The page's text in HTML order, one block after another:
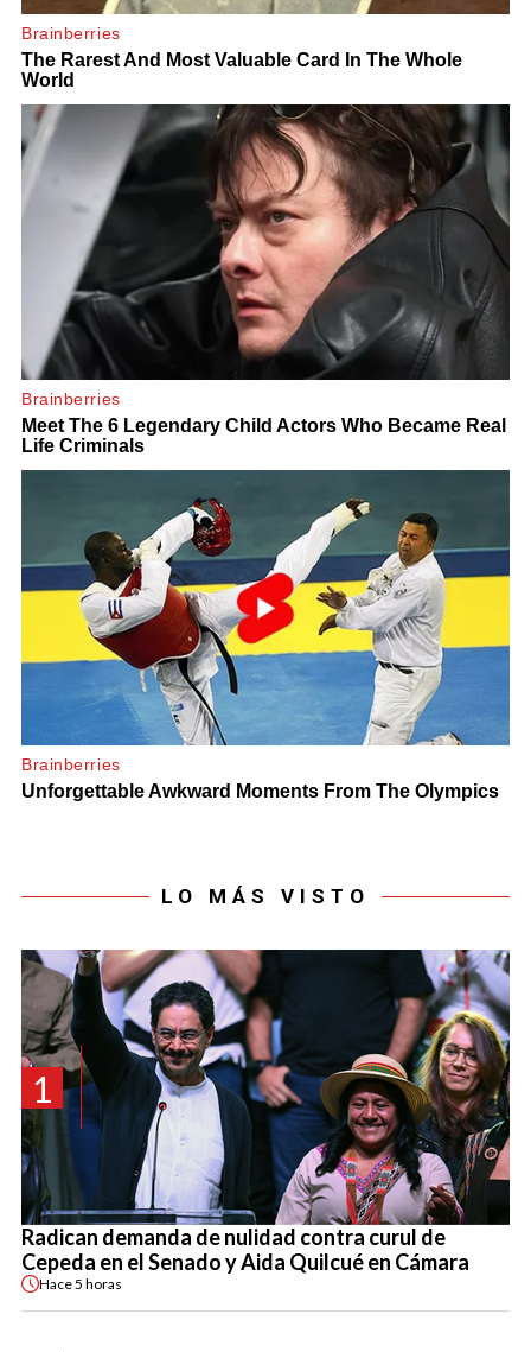
LO MÁS VISTO
1
Radican demanda de nulidad contra curul de
Cepeda en el Senado y Aida Quilcué en Cámara
Hace5 horas